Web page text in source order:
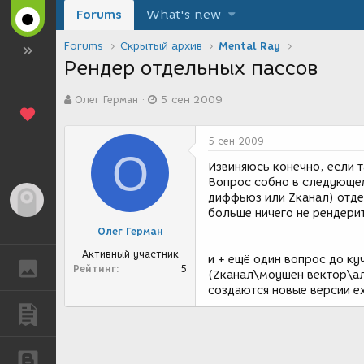
ГАЛЕРЕЯ
Forums What's new
Forums Скрытый архив Mental Ray
Рендер отдельных пассов
в
Олег Герман
а
с
о
д
и
я
5 сен 2009
О
Олег Герман
Активный участник
Рейтинг
5
5 сен 2009
Извиняюсь конечно, если
Вопрос собно в
диффьюз или Zканал)
больше ничего не
и + ещё один вопрос до
(Zканал\моушен
создаются новые версии